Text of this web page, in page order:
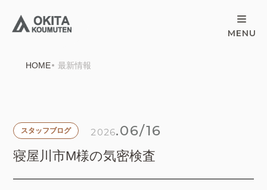
HOME 最新情報
スタッフブログ 2026.06/16
寝屋川市M様の気密検査